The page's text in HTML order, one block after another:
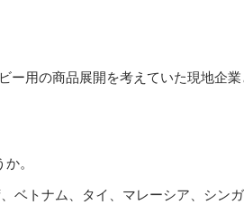
ー用の商品展開を考えていた現地企
。
ベトナム、タイ、マレーシア、シ